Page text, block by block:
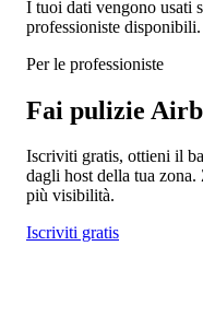
I tuoi dati vengono usati
professioniste disponibili.
Per le professioniste
Fai pulizie
Iscriviti gratis, ottieni il
dagli host della tua
più visibilità.
Iscriviti gratis